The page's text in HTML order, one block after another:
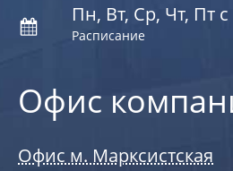
Офис
Офис м. Марксистская
Пн, Вт, Ср, Чт, Пт
Расписание